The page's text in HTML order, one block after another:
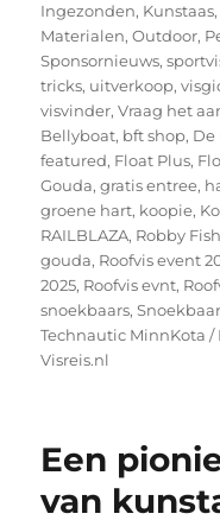
Ingezonden, Kunstaas,
Materialen,Outdoor,
Sponsornieuws,
tricks, uitverkoop,
visvinder,Vraag het
Bellyboat, bft shop, De
featured, Float Plus,
Gouda,gratis entree,
groene hart, koopie,
RAILBLAZA, Robby
gouda, Roofvis event
2025, Roofvis evnt,
snoekbaars,
Technautic MinnKota
Visreis.nl
Een
van